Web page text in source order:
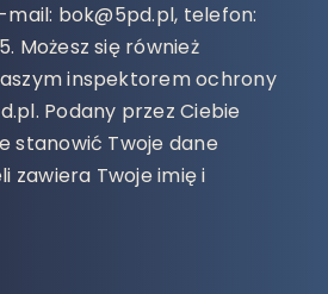
bok@5pd.pl, telefon:
Możesz się również
inspektorem ochrony
Podany przez Ciebie
stanowić Twoje dane
zawiera Twoje imię i